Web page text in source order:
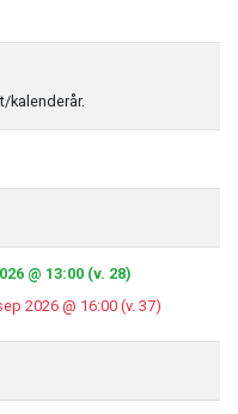
kalenderår.
@ 13:00 (v. 28)
2026 @ 16:00 (v. 37)